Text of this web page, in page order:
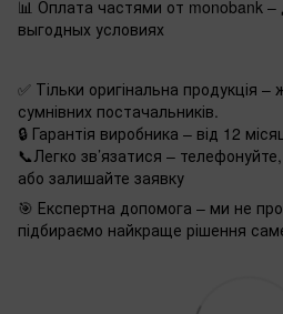
📊 Оплата частями от monobank
выгодных условиях
✅ Тільки оригінальна продукція
сумнівних постачальників.
🔒 Гарантія виробника – від 12
📞Легко зв’язатися –
або залишайте заявку
🎯 Експертна допомога – ми не
підбираємо найкраще рішення